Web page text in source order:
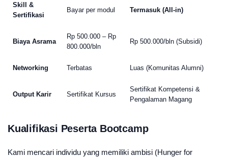
Skill &
Sertifikasi
Bayar per modul Termasuk (All-in)
Biaya Asrama
Rp 500.000 – Rp
800.000/bln
Rp 500.000/bln (Subsidi)
Networking Terbatas Luas (Komunitas Alumni)
Output Karir Sertifikat Kursus
Sertifikat Kompetensi &
Pengalaman Magang
Kualifikasi Peserta Bootcamp
Kami mencari individu yang memiliki ambisi (Hunger for